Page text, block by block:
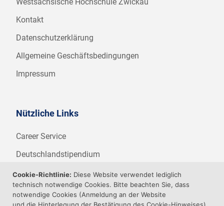
Kontakt
Datenschutzerklärung
Allgemeine Geschäftsbedingungen
Impressum
Nützliche Links
Career Service
Deutschlandstipendium
WHZ Firmenstipendium
Weitere Angebote der WHZ
Cookie-Richtlinie: Diese Website verwendet lediglich
technisch notwendige Cookies. Bitte beachten Sie, dass
notwendige Cookies (Anmeldung an der Website